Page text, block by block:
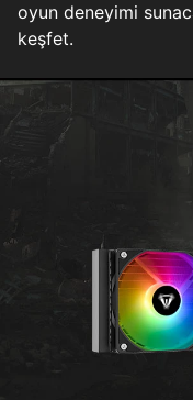
oyun deneyimi
keşfet.